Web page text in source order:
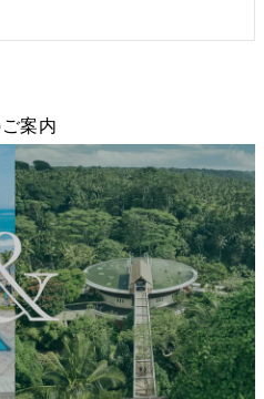
案内